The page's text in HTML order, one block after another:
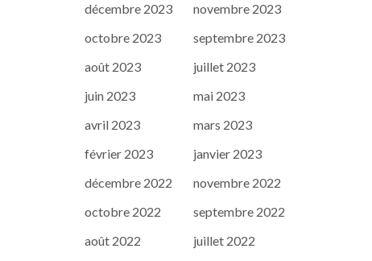
décembre 2023
novembre 2023
octobre 2023
septembre 2023
août 2023
juillet 2023
juin 2023
mai 2023
avril 2023
mars 2023
février 2023
janvier 2023
décembre 2022
novembre 2022
octobre 2022
septembre 2022
août 2022
juillet 2022